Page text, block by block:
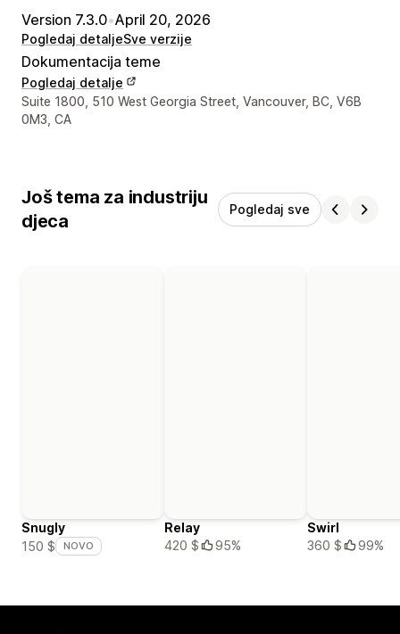
Version 7.3.0•April 20, 2026
Pogledaj detaljeSve verzije
Dokumentacija teme
Pogledaj detalje
Podaci za kontakt dizajnera
Suite 1800, 510 West Georgia Street, Vancouver, BC, V6B
0M3, CA
Još tema za industriju
djeca
Pogledaj sve
Snugly
150 $
NOVO
Relay
420 $
95%
Swirl
360 $
99%